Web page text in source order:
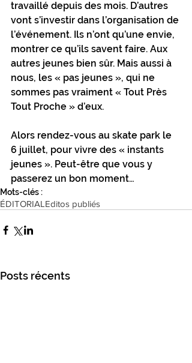
travaillé depuis des mois. D’autres
vont s’investir dans l’organisation de
l’événement. Ils n’ont qu’une envie,
montrer ce qu’ils savent faire. Aux
autres jeunes bien sûr. Mais aussi à
nous, les « pas jeunes », qui ne
sommes pas vraiment « Tout Près
Tout Proche » d’eux.
Alors rendez-vous au skate park le
6 juillet, pour vivre des « instants
jeunes ». Peut-être que vous y
passerez un bon moment…
Mots-clés :
ÉDITORIAL Editos publiés
Posts récents